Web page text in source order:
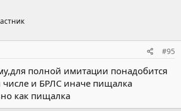
#95
полной имитации понадобится
числе и БРЛС иначе пищалка
как пищалка